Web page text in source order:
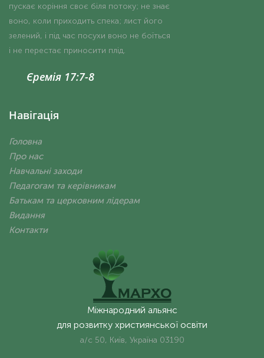
пускає коріння своє біля потоку; не знає
воно, коли приходить спека; лист його
зелений, і під час посухи воно не боїться
і не перестає приносити плід.
Єремія 17:7-8
Навігація
Головна
Про нас
Навчальні заходи
Педагогам та керівникам
Батькам та церковним лідерам
Видання
Контакти
Міжнародний альянс
для розвитку християнської освіти
а/с 50, Київ, Україна 03190